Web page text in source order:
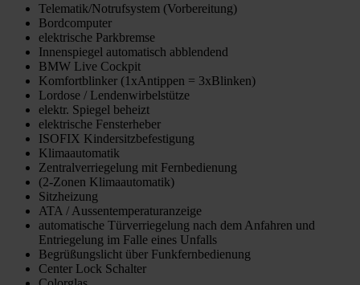
Telematik/Notrufsystem (Vorbereitung)
Bordcomputer
elektrische Parkbremse
Innenspiegel automatisch abblendend
BMW Live Cockpit
Komfortblinker (1xAntippen = 3xBlinken)
Lordose / Lendenwirbelstütze
elektr. Spiegel beheizt
elektrische Fensterheber
ISOFIX Kindersitzbefestigung
Klimaautomatik
Zentralverriegelung mit Fernbedienung
(2-Zonen Klimaautomatik)
Sitzheizung
ATA / Aussentemperaturanzeige
automatische Türverriegelung nach dem Anfahren und
Entriegelung im Falle eines Unfalls
Begrüßungslicht über Funkfernbedienung
Center Lock Schalter